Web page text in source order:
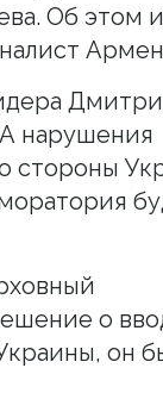
Об этом
нарушения
стороны
о
он